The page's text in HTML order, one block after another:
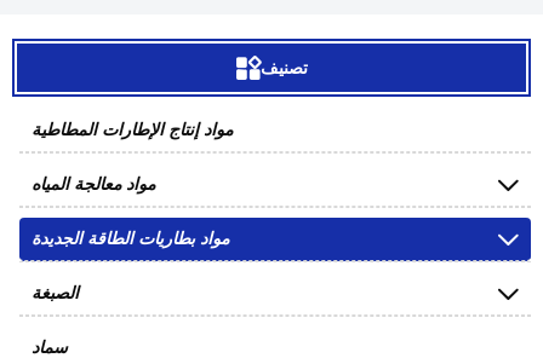
تصنيف
مواد إنتاج الإطارات المطاطية
مواد معالجة المياه 
مواد بطاريات الطاقة الجديدة 
الصبغة 
سماد